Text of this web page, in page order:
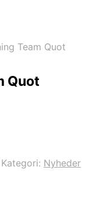
Team Quot
Quot
Kategori: Nyheder